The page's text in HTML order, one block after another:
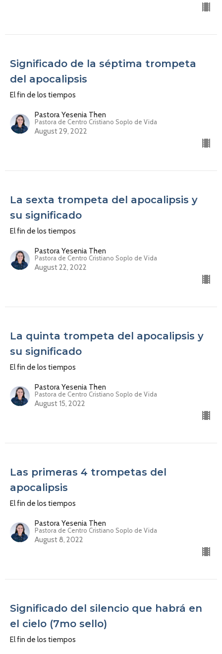
Significado de la séptima trompeta
del apocalipsis
El fin de los tiempos
Pastora Yesenia Then
Pastora de Centro Cristiano Soplo de Vida
August 29, 2022
La sexta trompeta del apocalipsis y
su significado
El fin de los tiempos
Pastora Yesenia Then
Pastora de Centro Cristiano Soplo de Vida
August 22, 2022
La quinta trompeta del apocalipsis y
su significado
El fin de los tiempos
Pastora Yesenia Then
Pastora de Centro Cristiano Soplo de Vida
August 15, 2022
Las primeras 4 trompetas del
apocalipsis
El fin de los tiempos
Pastora Yesenia Then
Pastora de Centro Cristiano Soplo de Vida
August 8, 2022
Significado del silencio que habrá en
el cielo (7mo sello)
El fin de los tiempos